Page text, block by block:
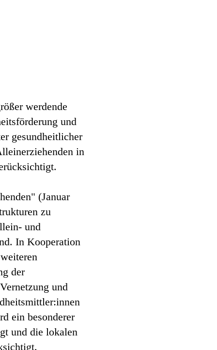
werdende
und
gesundheitlicher
in
(Januar
zu
und
In Kooperation
der
und
ein besonderer
und die lokalen